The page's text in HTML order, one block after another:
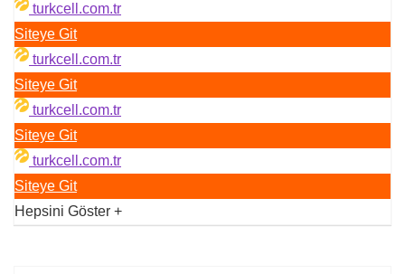
turkcell.com.tr
Siteye Git
turkcell.com.tr
Siteye Git
turkcell.com.tr
Siteye Git
turkcell.com.tr
Siteye Git
Hepsini Göster +